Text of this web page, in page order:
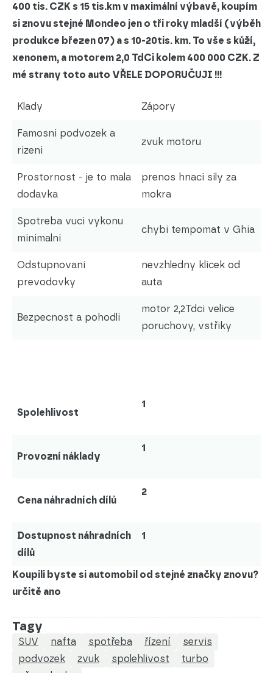
400 tis. CZK s 15 tis.km v maximální výbavě, koupím
si znovu stejné Mondeo jen o tři roky mladší (výběh
produkce březen 07) a s 10-20tis. km. To vše s kůží,
xenonem, a motorem 2,0 TdCi kolem 400 000 CZK. Z
mé strany toto auto VŘELE DOPORUČUJI !!!
Klady Zápory
Famosni podvozek a
rizeni
zvuk motoru
Prostornost - je to mala
dodavka
prenos hnaci sily za
mokra
Spotreba vuci vykonu
minimalni
chybi tempomat v Ghia
Odstupnovani
prevodovky
nevzhledny klicek od
auta
Bezpecnost a pohodli
motor 2,2Tdci velice
poruchovy, vstřiky
Spolehlivost
1
Provozní náklady
1
Cena náhradních dílů
2
Dostupnost náhradních
dílů
1
Koupili byste si automobil od stejné značky znovu?
určitě ano
Tagy
SUV nafta spotřeba řízení
servis
podvozek
zvuk spolehlivost
turbo